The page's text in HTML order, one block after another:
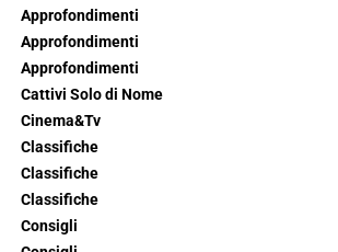
Approfondimenti
Approfondimenti
Approfondimenti
Cattivi Solo di Nome
Cinema&Tv
Classifiche
Classifiche
Classifiche
Consigli